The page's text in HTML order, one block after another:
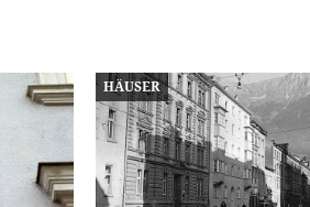
HÄUSER